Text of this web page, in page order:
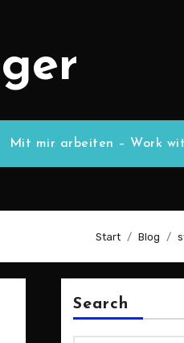
Mit mir arbeiten – Work
Start Blog
Search